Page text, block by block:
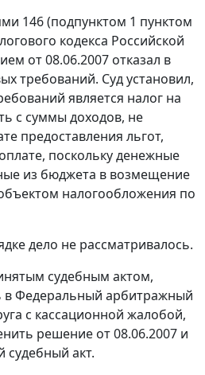
146 (подпунктом 1 пунктом
кодекса Российской
от 08.06.2007 отказал в
требований. Суд установил,
является налог на
с суммы доходов, не
предоставления льгот,
поскольку денежные
из бюджета в возмещение
налогообложения по
дело не рассматривалось.
судебным актом,
в Федеральный арбитражный
с кассационной жалобой,
решение от 08.06.2007 и
судебный акт.